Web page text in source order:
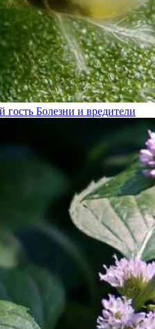
гость Болезни и вредители